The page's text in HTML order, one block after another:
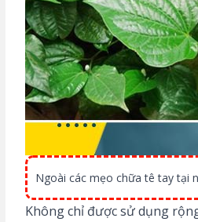
Ngoài các mẹo chữa tê tay tại
Không chỉ được sử dụng